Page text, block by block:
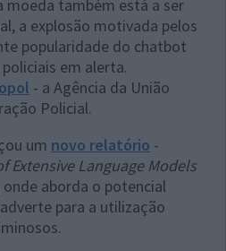
moeda também está a ser
a explosão motivada pelos
popularidade do chatbot
em alerta.
- a Agência da União
Policial.
um novo relatório -
Extensive Language Models
aborda o potencial
para a utilização